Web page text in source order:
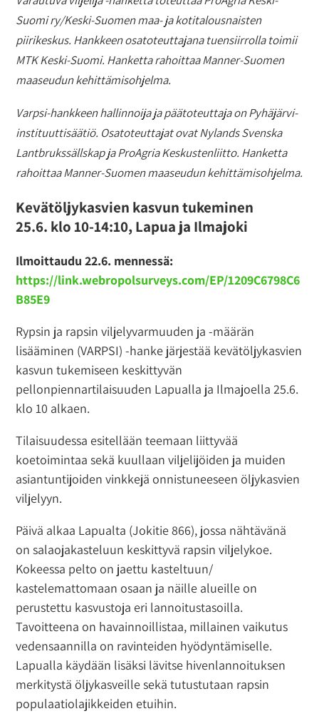
Suomi ry/Keski-Suomen maa- ja kotitalousnaisten
piirikeskus. Hankkeen osatoteuttajana tuensiirrolla toimii
MTK Keski-Suomi. Hanketta rahoittaa Manner-Suomen
maaseudun kehittämisohjelma.
Varpsi-hankkeen hallinnoija ja päätoteuttaja on Pyhäjärvi-
instituuttisäätiö. Osatoteuttajat ovat Nylands Svenska
Lantbrukssällskap ja ProAgria Keskustenliitto. Hanketta
rahoittaa Manner-Suomen maaseudun kehittämisohjelma.
Kevätöljykasvien kasvun tukeminen
25.6. klo 10-14:10, Lapua ja Ilmajoki
Ilmoittaudu 22.6. mennessä:
https://link.webropolsurveys.com/EP/1209C6798C6
B85E9
Rypsin ja rapsin viljelyvarmuuden ja -määrän
lisääminen (VARPSI) -hanke järjestää kevätöljykasvien
kasvun tukemiseen keskittyvän
pellonpiennartilaisuuden Lapualla ja Ilmajoella 25.6.
klo 10 alkaen.
Tilaisuudessa esitellään teemaan liittyvää
koetoimintaa sekä kuullaan viljelijöiden ja muiden
asiantuntijoiden vinkkejä onnistuneeseen öljykasvien
viljelyyn.
Päivä alkaa Lapualta (Jokitie 866), jossa nähtävänä
on salaojakasteluun keskittyvä rapsin viljelykoe.
Kokeessa pelto on jaettu kasteltuun/
kastelemattomaan osaan ja näille alueille on
perustettu kasvustoja eri lannoitustasoilla.
Tavoitteena on havainnoillistaa, millainen vaikutus
vedensaannilla on ravinteiden hyödyntämiselle.
Lapualla käydään lisäksi lävitse hivenlannoituksen
merkitystä öljykasveille sekä tutustutaan rapsin
populaatiolajikkeiden etuihin.